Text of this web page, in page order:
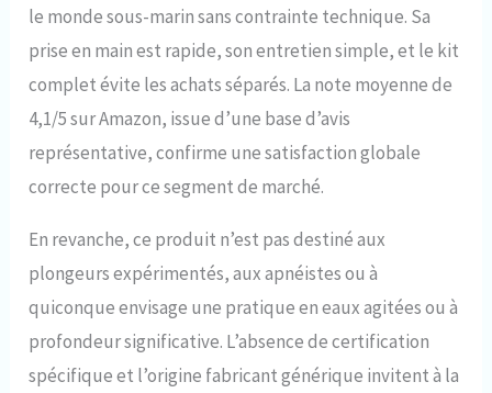
le monde sous-marin sans contrainte technique. Sa
prise en main est rapide, son entretien simple, et le kit
complet évite les achats séparés. La note moyenne de
4,1/5 sur Amazon, issue d’une base d’avis
représentative, confirme une satisfaction globale
correcte pour ce segment de marché.
En revanche, ce produit n’est pas destiné aux
plongeurs expérimentés, aux apnéistes ou à
quiconque envisage une pratique en eaux agitées ou à
profondeur significative. L’absence de certification
spécifique et l’origine fabricant générique invitent à la